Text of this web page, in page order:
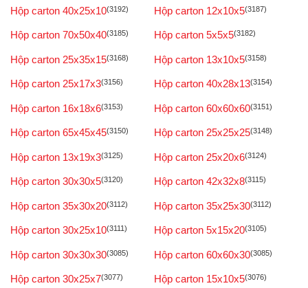
Hộp carton 40x25x10(3192) Hộp carton 12x10x5(3187)
Hộp carton 70x50x40(3185) Hộp carton 5x5x5(3182)
Hộp carton 25x35x15(3168) Hộp carton 13x10x5(3158)
Hộp carton 25x17x3(3156) Hộp carton 40x28x13(3154)
Hộp carton 16x18x6(3153) Hộp carton 60x60x60(3151)
Hộp carton 65x45x45(3150) Hộp carton 25x25x25(3148)
Hộp carton 13x19x3(3125) Hộp carton 25x20x6(3124)
Hộp carton 30x30x5(3120) Hộp carton 42x32x8(3115)
Hộp carton 35x30x20(3112) Hộp carton 35x25x30(3112)
Hộp carton 30x25x10(3111) Hộp carton 5x15x20(3105)
Hộp carton 30x30x30(3085) Hộp carton 60x60x30(3085)
Hộp carton 30x25x7(3077) Hộp carton 15x10x5(3076)